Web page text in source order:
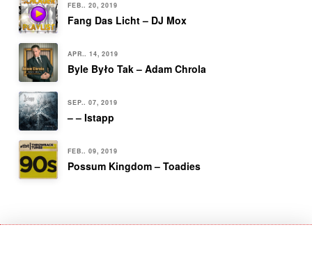
FEB.. 20, 2019
Fang Das Licht – DJ Mox
APR.. 14, 2019
Byle Było Tak – Adam Chrola
SEP.. 07, 2019
– – Istapp
FEB.. 09, 2019
Possum Kingdom – Toadies